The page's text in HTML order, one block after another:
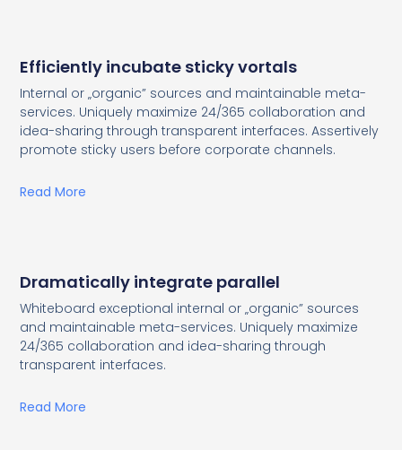
Efficiently incubate sticky vortals
Internal or „organic” sources and maintainable meta-
services. Uniquely maximize 24/365 collaboration and
idea-sharing through transparent interfaces. Assertively
promote sticky users before corporate channels.
Read More
Dramatically integrate parallel
Whiteboard exceptional internal or „organic” sources
and maintainable meta-services. Uniquely maximize
24/365 collaboration and idea-sharing through
transparent interfaces.
Read More